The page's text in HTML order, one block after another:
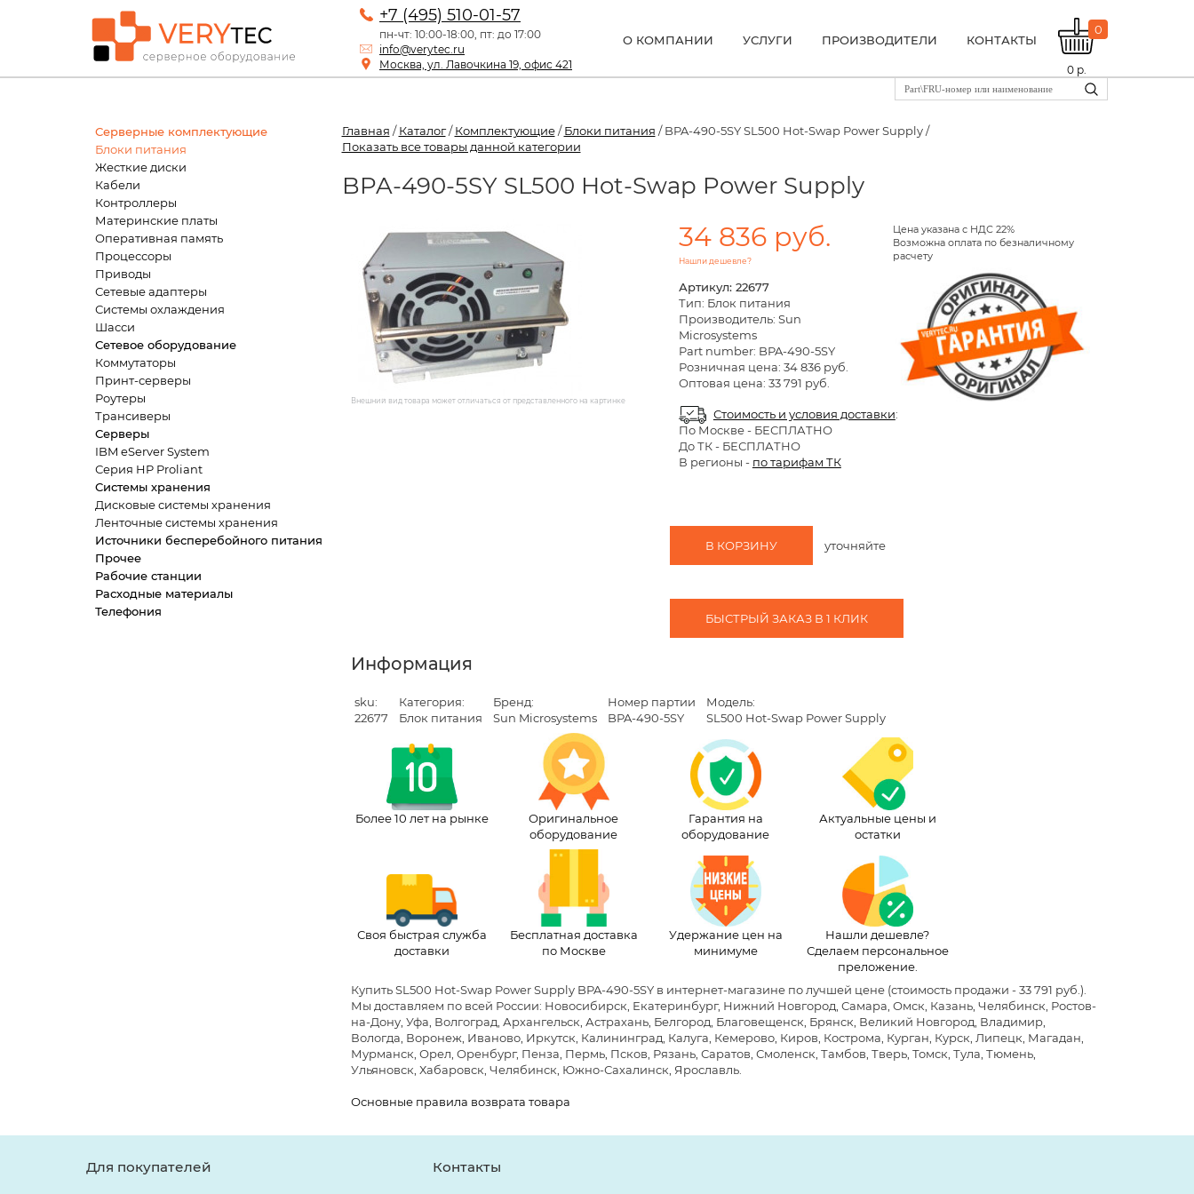
+7 (495) 510-01-57
пн-чт: 10:00-18:00, пт: до 17:00
info@verytec.ru
Москва, ул. Лавочкина 19, офис 421
О КОМПАНИИ УСЛУГИ ПРОИЗВОДИТЕЛИ КОНТАКТЫ
0
0 р.
Серверные комплектующие
Блоки питания
Жесткие диски
Кабели
Контроллеры
Материнские платы
Оперативная память
Процессоры
Приводы
Сетевые адаптеры
Системы охлаждения
Шасси
Сетевое оборудование
Коммутаторы
Принт-серверы
Роутеры
Трансиверы
Серверы
IBM eServer System
Серия HP Proliant
Системы хранения
Дисковые системы хранения
Ленточные системы хранения
Источники бесперебойного питания
Прочее
Рабочие станции
Расходные материалы
Телефония
Главная /Каталог/Комплектующие/Блоки питания / BPA-490-5SY SL500 Hot-Swap Power Supply /
Показать все товары данной категории
BPA-490-5SY SL500 Hot-Swap Power Supply
Внешний вид товара может отличаться от представленного на картинке
34 836 руб.
Нашли дешевле?
Цена указана с НДС 22%
Возможна оплата по безналичному
расчету
Артикул: 22677
Тип: Блок питания
Производитель: Sun
Microsystems
Part number: BPA-490-5SY
Розничная цена: 34 836 руб.
Оптовая цена: 33 791 руб.
Стоимость и условия доставки:
По Москве- БЕСПЛАТНО
До ТК - БЕСПЛАТНО
В регионы - по тарифам ТК
В КОРЗИНУ уточняйте
БЫСТРЫЙ ЗАКАЗ В 1 КЛИК
Информация
sku:
22677
Категория:
Блок питания
Бренд:
Sun Microsystems
Номер партии
BPA-490-5SY
Модель:
SL500 Hot-Swap Power Supply
Более 10 лет на рынке
Оригинальное
оборудование
Гарантия на
оборудование
Актуальные цены и
остатки
Своя быстрая служба
доставки
Бесплатная доставка
по Москве
Удержание цен на
минимуме
Нашли дешевле?
Сделаем персональное
преложение.
Купить SL500 Hot-Swap Power Supply BPA-490-5SY в интернет-магазине по лучшей цене(стоимость продажи - 33 791 руб.)
Мы доставляем по всей России: Новосибирск, Екатеринбург, Нижний Новгород, Самара, Омск, Казань, Челябинск, Ростов-
на-Дону, Уфа, Волгоград, Архангельск, Астрахань, Белгород, Благовещенск, Брянск, Великий Новгород, Владимир,
Вологда, Воронеж, Иваново, Иркутск, Калининград, Калуга, Кемерово, Киров, Кострома, Курган, Курск, Липецк, Магадан,
Мурманск, Орел, Оренбург, Пенза, Пермь, Псков, Рязань, Саратов, Смоленск, Тамбов, Тверь, Томск, Тула, Тюмень,
Ульяновск, Хабаровск, Челябинск, Южно-Сахалинск, Ярославль.
Основные правила возврата товара
Для покупателей Контакты